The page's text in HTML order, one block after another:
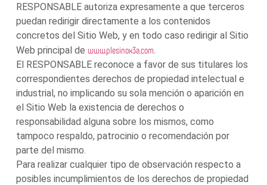
RESPONSABLE autoriza expresamente a que terceros
puedan redirigir directamente a los contenidos
concretos del Sitio Web, y en todo caso redirigir al Sitio
Web principal de www.plesinox3a.com
El RESPONSABLE reconoce a favor de sus titulares los
correspondientes derechos de propiedad intelectual e
industrial, no implicando su sola mención o aparición en
el Sitio Web la existencia de derechos o
responsabilidad alguna sobre los mismos, como
tampoco respaldo, patrocinio o recomendación por
parte del mismo.
Para realizar cualquier tipo de observación respecto a
posibles incumplimientos de los derechos de propiedad